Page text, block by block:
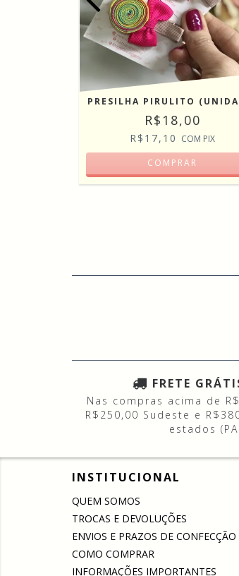
PRESILHA PIRULITO
R$18,00
R$17,10 COM PIX
COMPRAR
FRETE
Nas compras acima de
R$250,00 Sudeste e
estados
INSTITUCIONAL
QUEM SOMOS
TROCAS E DEVOLUÇÕES
ENVIOS E PRAZOS DE CONFECÇÃO
COMO COMPRAR
INFORMAÇÕES IMPORTANTES